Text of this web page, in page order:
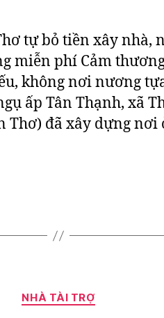
tự bỏ tiền xây nhà,
miễn phí Cảm
không nơi nương
ấp Tân Thạnh, xã
Thơ) đã xây dựng
Categories
NHÀ TÀI TRỢ